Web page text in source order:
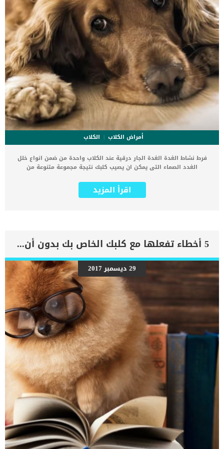
أمراض الكلاب
الكلاب
فرط نشاط الغدة الغدة الجار درقية عند الكلاب واحدة من ضمن انواع خلل
الغدد الصماء التى يمكن ان يصيب كلبك نتيجة مجموعة متنوعة من
الدرقية في الدم في الكلاب. يعتبر هرمون الغدة الجار درقية هو
المسؤول عن تنظيم مستويات الكالسيوم والفوسفور في الدم ، وزيادة
إلى الغدد التى تقع جنبًا إلى جنب في الرقبة ، بالقرب من القصبة الهوائية.
يعتبر فرط نشاط جارات الدرقية هو حالة طبية مرتبطة بالغدد جارات
الدرقية ، حيث يتسبب فرط نشاط الغدد جارات الدرقية في ارتفاع مستويات
هرمون الغدة الجار درقية في الدم. يشير فرط نشاط جارات الدرقية إلى
حالة ينتج فيها الورم في الغدة الجار درقية مستويات مفرطة من هرمون
الغدة الجار درقية ، مما يؤدي إلى زيادة مستويات الكالسيوم في الدم
(فرط كالسيوم الدم). يمكن أن يحدث فرط نشاط جارات الدرقية الثانوي
بسبب نقص الكالسيوم وفيتامين د ، ويرتبط بسوء التغذية أو مرض الكلى
المزمن. كما يمكن […]
اقرأ المزيد
5 أخطاء تفعلها مع كلبك الخاص بك بدون أن تدري
29 ديسمبر 2017